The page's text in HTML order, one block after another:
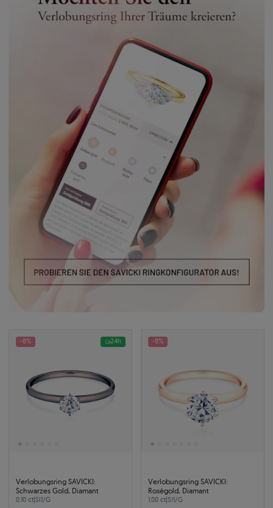
-8% 24h
Verlobungsring SAVICKI:
Schwarzes Gold, Diamant
0.10 ct|SI1/G
-8%
Verlobungsring SAVICKI:
Roségold, Diamant
1.00 ct|SI1/G